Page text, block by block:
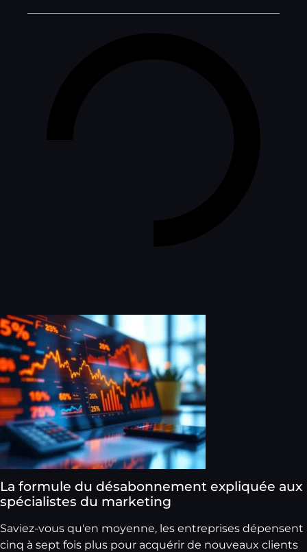
La formule du désabonnement expliquée aux
spécialistes du marketing
Saviez-vous qu'en moyenne, les entreprises dépensent
cinq à sept fois plus pour acquérir de nouveaux clients